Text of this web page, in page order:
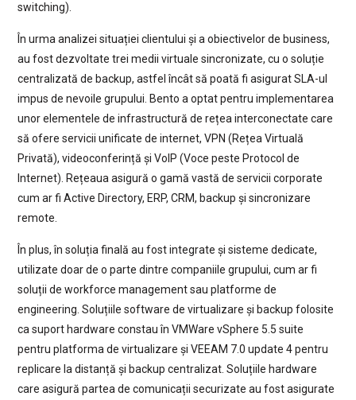
switching).
În urma analizei situației clientului și a obiectivelor de business,
au fost dezvoltate trei medii virtuale sincronizate, cu o soluție
centralizată de backup, astfel încât să poată fi asigurat SLA-ul
impus de nevoile grupului. Bento a optat pentru implementarea
unor elementele de infrastructură de rețea interconectate care
să ofere servicii unificate de internet, VPN (Rețea Virtuală
Privată), videoconferință și VoIP (Voce peste Protocol de
Internet). Rețeaua asigură o gamă vastă de servicii corporate
cum ar fi Active Directory, ERP, CRM, backup și sincronizare
remote.
În plus, în soluția finală au fost integrate și sisteme dedicate,
utilizate doar de o parte dintre companiile grupului, cum ar fi
soluții de workforce management sau platforme de
engineering. Soluțiile software de virtualizare și backup folosite
ca suport hardware constau în VMWare vSphere 5.5 suite
pentru platforma de virtualizare și VEEAM 7.0 update 4 pentru
replicare la distanță și backup centralizat. Soluțiile hardware
care asigură partea de comunicații securizate au fost asigurate